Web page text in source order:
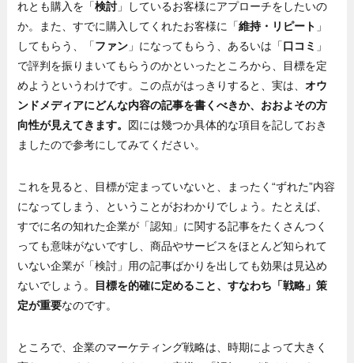
れとも購入を「検討 」しているお客様にアプローチをしたいの
か。また、すでに購入してくれたお客様に「維持・リピート 」
してもらう、「ファン 」になってもらう、あるいは「口コミ 」
で評判を振りまいてもらうのかといったところから、目標を定
めようというわけです。この点がはっきりすると、実は、オウ
ンドメディアにどんな内容の記事を書くべきか、おおよその方
向性が見えてきます。 図には幾つか具体的な項目を記しておき
ましたので参考にしてみてください。
これを見ると、目標が定まっていないと、まったく“ずれた”内容
になってしまう、ということがおわかりでしょう。たとえば、
すでに名の知れた企業が「認知」に関する記事をたくさんつく
っても意味がないですし、商品やサービスをほとんど知られて
いない企業が「検討」用の記事ばかりを出しても効果は見込め
ないでしょう。
目標を的確に定めること、すなわち「戦略」策
定が重要なのです。
ところで、企業のマーケティング戦略は、時期によって大きく